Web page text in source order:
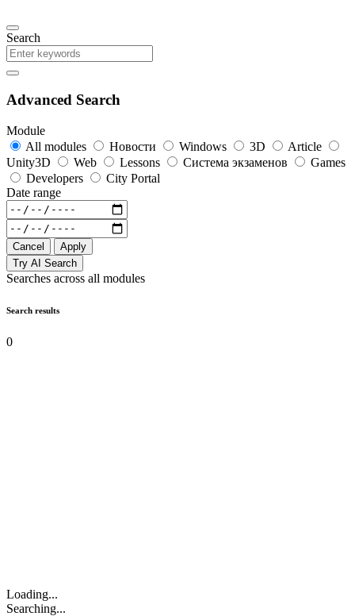
Search
Advanced Search
Module
All modules
Новости Windows 3D
Article
Unity3D
Web Lessons Система экзаменов
Games
Developers
City Portal
Date range
Cancel
Apply
Try AI Search
Searches across all modules
Search results
0
Loading...
Searching...